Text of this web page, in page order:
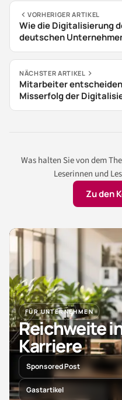
VORHERIGER ARTIKEL
Wie die Digitalisierung
deutschen
NÄCHSTER ARTIKEL
Mitarbeiter
Misserfolg der
Was halten Sie von dem
Leserinnen und
Zu den
FÜR UNTERNEHMEN
Reichweite
Karriere
Sponsored Post
Gastartikel